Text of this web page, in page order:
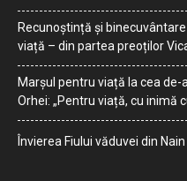
Recunoștință și
viață – din partea preoților
Marșul pentru viață la cea de-
Orhei: „Pentru viață, cu inimă
Învierea Fiului văduvei din Nain